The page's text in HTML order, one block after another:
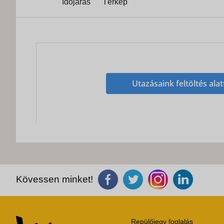
Időjárás Térkép
Utazásaink feltöltés
Kövessen minket!
Repülőjegy foglalás